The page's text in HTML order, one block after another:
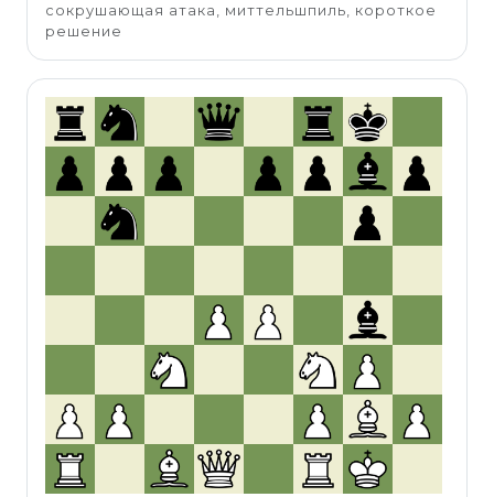
сокрушающая атака, миттельшпиль, короткое
решение